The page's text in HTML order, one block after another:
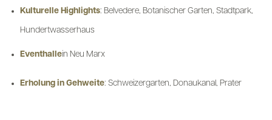
Kulturelle Highlights: Belvedere, Botanischer Garten, Stadtpark,
Hundertwasserhaus
Eventhallein Neu Marx
Erholung in Gehweite: Schweizergarten, Donaukanal, Prater